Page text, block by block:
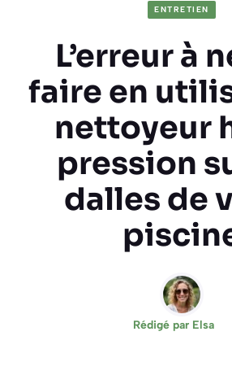
ENTRETIEN
L’erreur à
faire en
nettoyeur
pression
dalles de
Rédigé par Elsa